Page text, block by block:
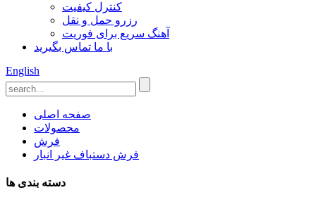
کنترل کیفیت
رزرو حمل و نقل
آهنگ سریع برای فوریت
با ما تماس بگیرید
English
صفحه اصلی
محصولات
فرش
فرش دستباف غیر انبار
دسته بندی ها